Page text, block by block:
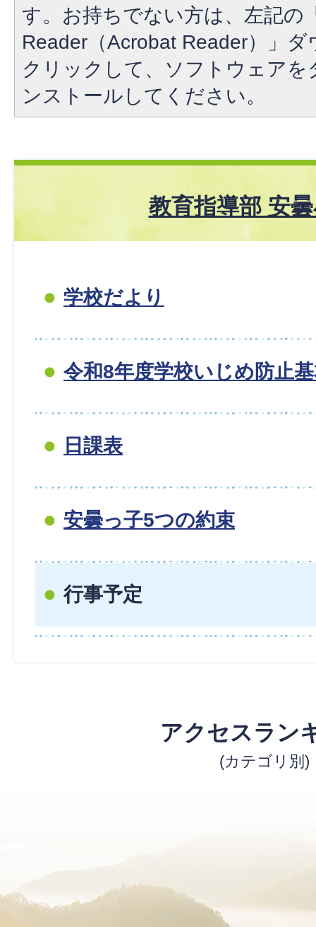
す。お持ちでない方は、左記の
Reader（Acrobat Reader）」
クリックして、ソフトウェア
ンストールしてください。
教育指導部 安
学校だより
令和8年度学校いじめ防止
日課表
安曇っ子5つの約束
行事予定
アクセスラン
(カテゴリ別)